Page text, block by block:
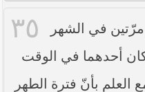
٣٥
في الشهر
أحدهما في الوقت
العلم بأنّ فترة الطهر